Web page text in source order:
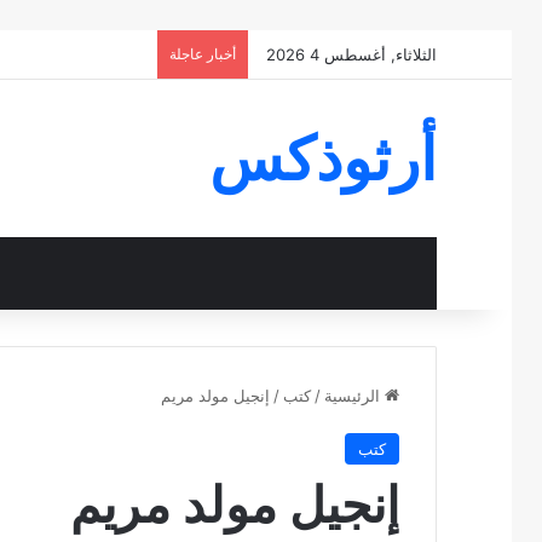
الثلاثاء, أغسطس 4 2026 أخبار عاجلة
أرثوذكس
الرئيسية / كتب / إنجيل مولد مريم
كتب
إنجيل مولد مريم